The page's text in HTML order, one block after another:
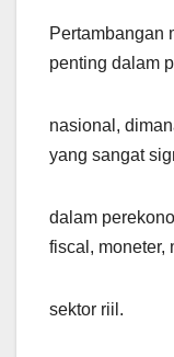
Pertambangan
penting dalam
nasional,
yang sangat
dalam
fiscal, moneter,
sektor riil.